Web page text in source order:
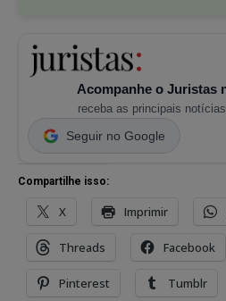
Acompanhe o Juristas
receba as principais
Seguir no Google
Compartilhe isso:
X Imprimir
Threads Facebook
Pinterest Tumblr